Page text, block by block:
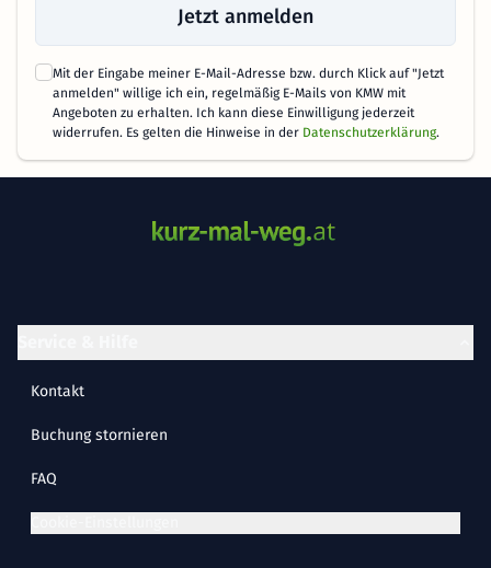
Jetzt anmelden
Mit der Eingabe meiner E-Mail-Adresse bzw. durch Klick auf "Jetzt
anmelden" willige ich ein, regelmäßig E-Mails von KMW mit
Angeboten zu erhalten. Ich kann diese Einwilligung jederzeit
widerrufen. Es gelten die Hinweise in der Datenschutzerklärung.
Kontakt
Buchung stornieren
FAQ